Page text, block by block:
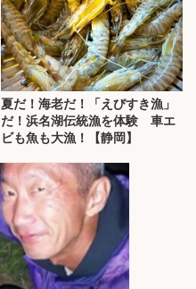
夏だ！海老だ！「えびすき漁」
だ！浜名湖伝統漁を体験 車エ
ビも魚も大漁！【静岡】